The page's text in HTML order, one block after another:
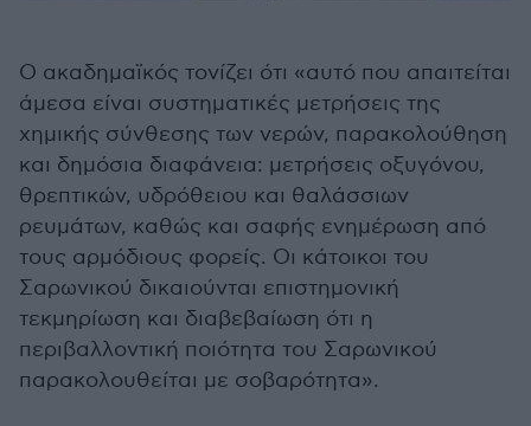
Ο ακαδημαϊκός τονίζει ότι «αυτό που απαιτείται
άμεσα είναι συστηματικές μετρήσεις της
χημικής σύνθεσης των νερών, παρακολούθηση
και δημόσια διαφάνεια: μετρήσεις οξυγόνου,
θρεπτικών, υδρόθειου και θαλάσσιων
ρευμάτων, καθώς και σαφής ενημέρωση από
τους αρμόδιους φορείς. Οι κάτοικοι του
Σαρωνικού δικαιούνται επιστημονική
τεκμηρίωση και διαβεβαίωση ότι η
περιβαλλοντική ποιότητα του Σαρωνικού
παρακολουθείται με σοβαρότητα».